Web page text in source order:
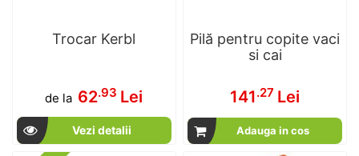
Trocar Kerbl
de la 62.93 Lei
Vezi detalii
Pilă pentru copite vaci
si cai
141.27 Lei
Adauga in cos